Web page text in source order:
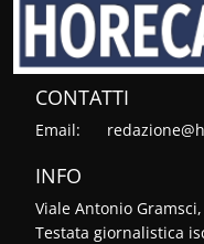
CONTATTI
Email:
INFO
Viale Antonio
Testata giornalistica